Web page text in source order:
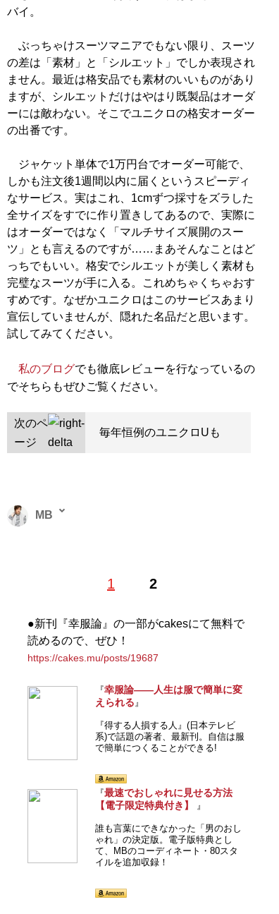
バイ。
ぶっちゃけスーツマニアでもない限り、スーツ
の差は「素材」と「シルエット」でしか表現され
ません。最近は格安品でも素材のいいものがあり
ますが、シルエットだけはやはり既製品はオーダ
ーには敵わない。そこでユニクロの格安オーダー
の出番です。
ジャケット単体で1万円台でオーダー可能で、
しかも注文後1週間以内に届くというスピーディ
なサービス。実はこれ、1cmずつ採寸をズラした
全サイズをすでに作り置きしてあるので、実際に
はオーダーではなく「マルチサイズ展開のスー
ツ」とも言えるのですが……まあそんなことはど
っちでもいい。格安でシルエットが美しく素材も
完璧なスーツが手に入る。これめちゃくちゃおす
すめです。なぜかユニクロはこのサービスあまり
宣伝していませんが、隠れた名品だと思います。
試してみてください。
私のブログでも徹底レビューを行なっているの
でそちらもぜひご覧ください。
次のペ
ージ
毎年恒例のユニクロUも
1 2
MB
MBの偏愛ブランド図鑑 』『
幸服論――人生は服で簡単に変えられる』など関連書
籍が累計200万部を突破。ブログ「
万円超！ （Xアカウント:@MBKnowerMag ）
『ロードマップ』
か？
その秘密はロードマップ
にあった
●新刊『幸服論』の一部がcakesにて無料で
読めるので、ぜひ！
https://cakes.mu/posts/19687
『幸服論――人生は服で簡単に変
えられる』
『得する人損する人』(日本テレビ
系)で話題の著者、最新刊。自信は服
で簡単につくることができる!
『最速でおしゃれに見せる方法
【電子限定特典付き】
』
誰も言葉にできなかった「男のおし
ゃれ」の決定版。電子版特典とし
て、MBのコーディネート・80スタ
イルを追加収録！